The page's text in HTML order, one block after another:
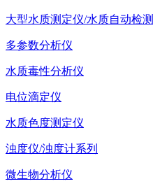
大型水质测定仪/水质自动检
多参数分析仪
水质毒性分析仪
电位滴定仪
水质色度测定仪
浊度仪/浊度计系列
微生物分析仪